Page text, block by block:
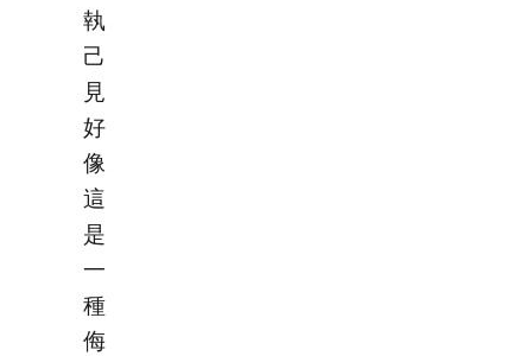
執
己
見
好
像
這
是
一
種
侮